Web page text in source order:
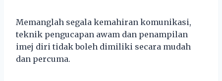
Memanglah segala kemahiran komunikasi,
teknik pengucapan awam dan penampilan
imej diri tidak boleh dimiliki secara mudah
dan percuma.